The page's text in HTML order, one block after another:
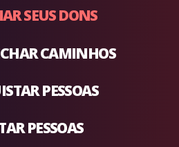
SEUS DONS
CAMINHOS
PESSOAS
PESSOAS